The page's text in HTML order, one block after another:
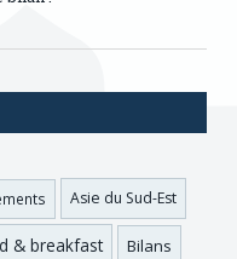
Asie du Sud-Est
& breakfast Bilans